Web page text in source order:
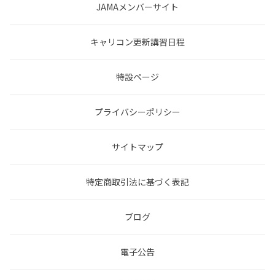
JAMAメンバーサイト
キャリコン更新講習日程
特設ページ
プライバシーポリシー
サイトマップ
特定商取引法に基づく表記
ブログ
電子公告